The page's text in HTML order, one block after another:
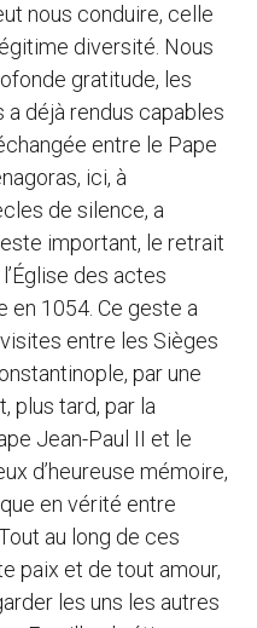
nous conduire, celle
diversité. Nous
gratitude, les
a déjà rendus capables
entre le Pape
ici, à
de silence, a
important, le retrait
des actes
en 1054. Ce geste a
entre les Sièges
par une
plus tard, par la
Jean-Paul II et le
d’heureuse mémoire,
en vérité entre
au long de ces
paix et de tout amour,
les uns les autres